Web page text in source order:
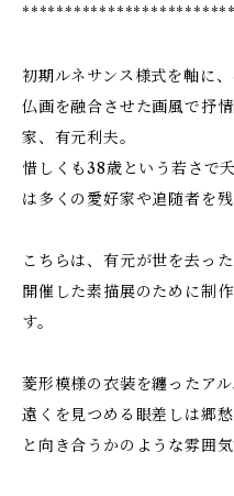
初期ルネサンス様式を軸に
仏画を融合させた画風で抒
家、有元利夫。
惜しくも38歳という若さで
は多くの愛好家や追随者を
こちらは、有元が世を去っ
開催した素描展のために制
す。
菱形模様の衣装を纏ったアル
遠くを見つめる眼差しは郷
と向き合うかのような雰囲気